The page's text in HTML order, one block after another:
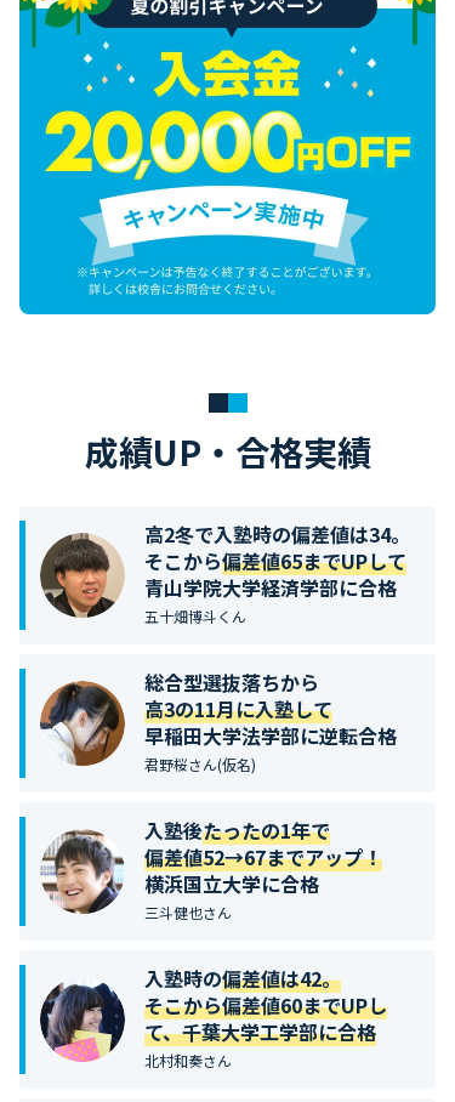
成績UP・合格実績
高2冬で入塾時の偏差値は34。
そこから偏差値65までUPして
青山学院大学経済学部に合格
五十畑博斗くん
総合型選抜落ちから
高3の11月に入塾して
早稲田大学法学部に逆転合格
君野桜さん(仮名)
入塾後たったの1年で
偏差値52→67までアップ！
横浜国立大学に合格
三斗健也さん
入塾時の偏差値は42。
そこから偏差値60までUPし
て、千葉大学工学部に合格
北村和奏さん